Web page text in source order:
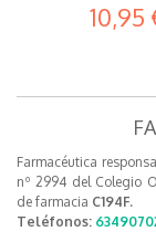
10,95
Farmacéutica
nº 2994 del Colegio
de farmacia C194F.
Teléfonos: